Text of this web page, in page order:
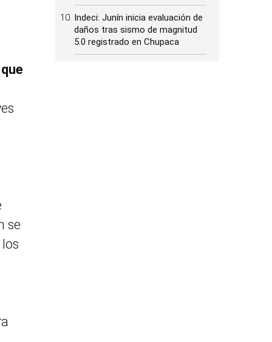
se
Indeci: Junín inicia evaluación de
daños tras sismo de magnitud
5.0 registrado en Chupaca